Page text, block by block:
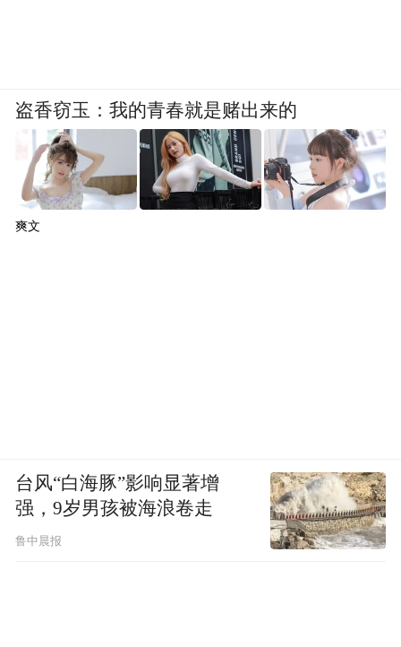
盗香窃玉：我的青春就是赌出来的
爽文
台风“白海豚”影响显著增
强，9岁男孩被海浪卷走
鲁中晨报